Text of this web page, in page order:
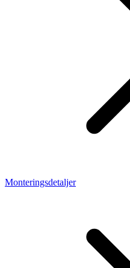
Monteringsdetaljer